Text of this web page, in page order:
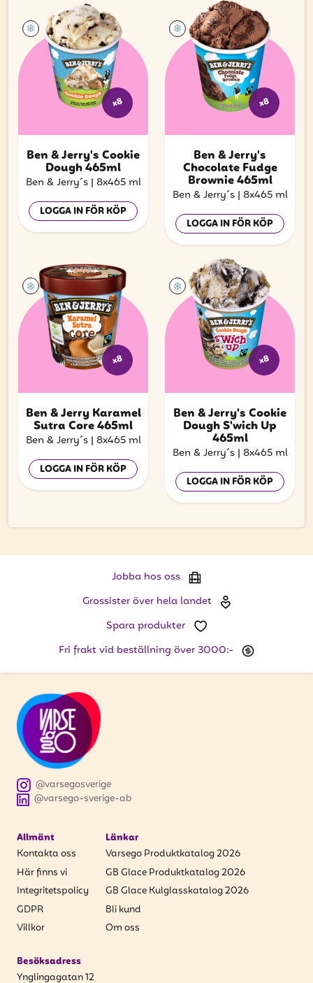
x8
Ben & Jerry's Cookie
Dough 465ml
Ben & Jerry´s | 8x465 ml
LOGGA IN FÖR KÖP
x8
Ben & Jerry's
Chocolate Fudge
Brownie 465ml
Ben & Jerry´s | 8x465 ml
LOGGA IN FÖR KÖP
x8
Ben & Jerry Karamel
Sutra Core 465ml
Ben & Jerry´s | 8x465 ml
LOGGA IN FÖR KÖP
x8
Ben & Jerry's Cookie
Dough S'wich Up
465ml
Ben & Jerry´s | 8x465 ml
LOGGA IN FÖR KÖP
Jobba hos oss
Grossister över hela landet
Spara produkter
Fri frakt vid beställning över 3000:-
@varsego-sverige-ab
@varsegosverige
Allmänt
Kontakta oss
Här finns vi
Integritetspolicy
GDPR
Villkor
Länkar
Varsego Produktkatalog 2026
GB Glace Produktkatalog 2026
GB Glace Kulglasskatalog 2026
Bli kund
Om oss
Besöksadress
Ynglingagatan 12